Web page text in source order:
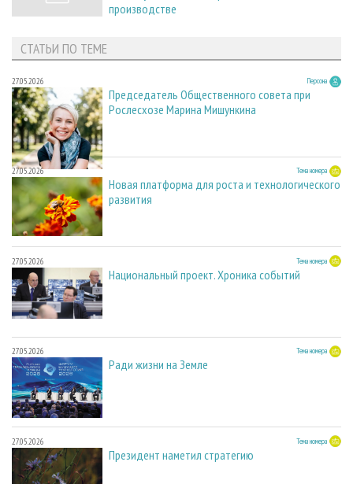
производстве
СТАТЬИ ПО ТЕМЕ
27.05.2026 Персона
Председатель Общественного совета при
Рослесхозе Марина Мишункина
27.05.2026 Тема номера
Новая платформа для роста и технологического
развития
27.05.2026 Тема номера
Национальный проект. Хроника событий
27.05.2026 Тема номера
Ради жизни на Земле
27.05.2026 Тема номера
Президент наметил стратегию